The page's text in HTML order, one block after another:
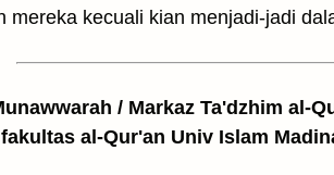
mereka kecuali kian menjadi-jadi
/ Markaz Ta'dzhim al-
al-Qur'an Univ Islam